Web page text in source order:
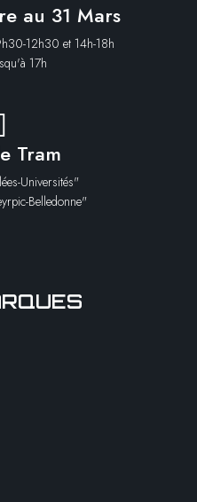
au 31 Mars
12h30 et 14h-18h
17h
Tram
Universités"
Belledonne"